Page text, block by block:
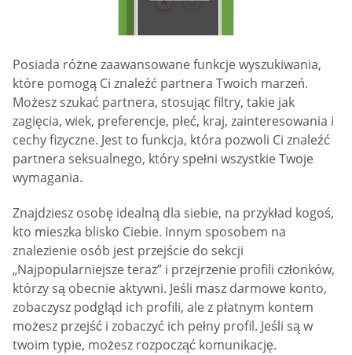
Posiada różne zaawansowane funkcje wyszukiwania,
które pomogą Ci znaleźć partnera Twoich marzeń.
Możesz szukać partnera, stosując filtry, takie jak
zagięcia, wiek, preferencje, płeć, kraj, zainteresowania i
cechy fizyczne. Jest to funkcja, która pozwoli Ci znaleźć
partnera seksualnego, który spełni wszystkie Twoje
wymagania.
Znajdziesz osobę idealną dla siebie, na przykład kogoś,
kto mieszka blisko Ciebie. Innym sposobem na
znalezienie osób jest przejście do sekcji
„Najpopularniejsze teraz” i przejrzenie profili członków,
którzy są obecnie aktywni. Jeśli masz darmowe konto,
zobaczysz podgląd ich profili, ale z płatnym kontem
możesz przejść i zobaczyć ich pełny profil. Jeśli są w
twoim typie, możesz rozpocząć komunikację.